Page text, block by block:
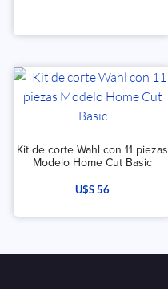
Kit de corte Wahl con 11 piezas
Modelo Home Cut Basic
U$S56